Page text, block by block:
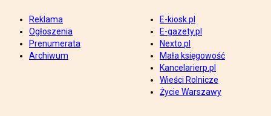
Reklama
Ogłoszenia
Prenumerata
Archiwum
E-kiosk.pl
E-gazety.pl
Nexto.pl
Mała księgowość
Kancelarierp.pl
Wieści Rolnicze
Życie Warszawy